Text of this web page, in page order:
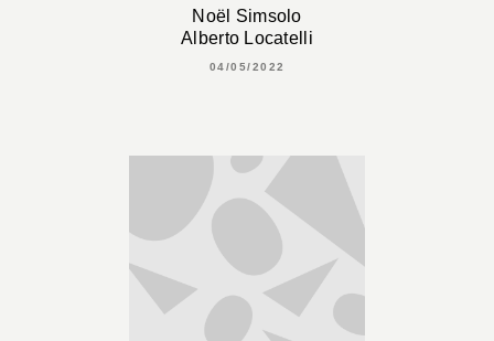
Noël Simsolo
Alberto Locatelli
04/05/2022